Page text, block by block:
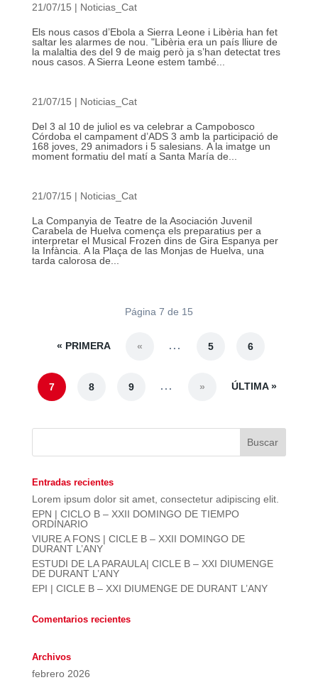
21/07/15 | Noticias_Cat
Els nous casos d’Ebola a Sierra Leone i Libèria han fet
saltar les alarmes de nou. "Libèria era un país lliure de
la malaltia des del 9 de maig però ja s’han detectat tres
nous casos. A Sierra Leone estem també...
21/07/15 | Noticias_Cat
Del 3 al 10 de juliol es va celebrar a Campobosco
Córdoba el campament d’ADS 3 amb la participació de
168 joves, 29 animadors i 5 salesians. A la imatge un
moment formatiu del matí a Santa María de...
21/07/15 | Noticias_Cat
La Companyia de Teatre de la Asociación Juvenil
Carabela de Huelva comença els preparatius per a
interpretar el Musical Frozen dins de Gira Espanya per
la Infància. A la Plaça de las Monjas de Huelva, una
tarda calorosa de...
Página 7 de 15
« PRIMERA « ... 5 6
7 8 9 ... » ÚLTIMA »
Entradas recientes
Lorem ipsum dolor sit amet, consectetur adipiscing elit.
EPN | CICLO B – XXII DOMINGO DE TIEMPO
ORDINARIO
VIURE A FONS | CICLE B – XXII DOMINGO DE
DURANT L’ANY
ESTUDI DE LA PARAULA| CICLE B – XXI DIUMENGE
DE DURANT L’ANY
EPI | CICLE B – XXI DIUMENGE DE DURANT L’ANY
Comentarios recientes
Archivos
febrero 2026